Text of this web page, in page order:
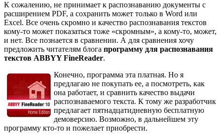
К сожалению, не принимает к распознаванию документы с
расширением PDF, а сохранить может только в Word или
Excel. Все очень скромно и качество распознавания текстов
кому-то может показаться тоже «скромным», а кому-то, может,
и нет. Все познается в сравнении. А для сравнения хочу
предложить читателям блога программу для распознавания
текстов ABBYY FineReader.
Конечно, программа эта платная. Но я
предлагаю не покупать ее, а посмотреть, как
она работает, и сравнить качество выдачи
распознаваемого текста. К тому же разработчик
предлагает пятнадцатидневную бесплатную
демоверсию. Возможно, в дальнейшем эту
программу кто-то и пожелает приобрести.